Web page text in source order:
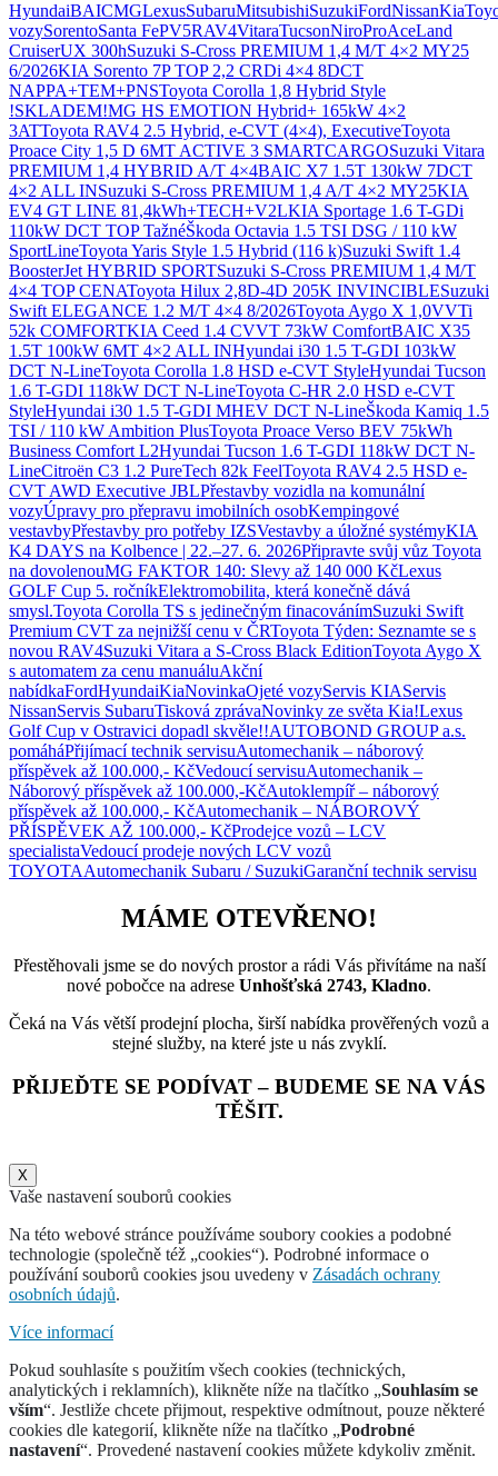
HyundaiBAICMGLexusSubaruMitsubishiSuzukiFordNissanKia
vozySorentoSanta FePV5RAV4VitaraTucsonNiroProAceLand
CruiserUX 300hSuzuki S-Cross PREMIUM 1,4 M/T 4×2 MY25
6/2026KIA Sorento 7P TOP 2,2 CRDi 4×4 8DCT
NAPPA+TEM+PNSToyota Corolla 1,8 Hybrid Style
!SKLADEM!MG HS EMOTION Hybrid+ 165kW 4×2
3ATToyota RAV4 2.5 Hybrid, e-CVT (4×4), ExecutiveToyota
Proace City 1,5 D 6MT ACTIVE 3 SMARTCARGOSuzuki Vitara
PREMIUM 1,4 HYBRID A/T 4×4BAIC X7 1.5T 130kW 7DCT
4×2 ALL INSuzuki S-Cross PREMIUM 1,4 A/T 4×2 MY25KIA
EV4 GT LINE 81,4kWh+TECH+V2LKIA Sportage 1.6 T-GDi
110kW DCT TOP TažnéŠkoda Octavia 1.5 TSI DSG / 110 kW
SportLineToyota Yaris Style 1.5 Hybrid (116 k)Suzuki Swift 1.4
BoosterJet HYBRID SPORTSuzuki S-Cross PREMIUM 1,4 M/T
4×4 TOP CENAToyota Hilux 2,8D-4D 205K INVINCIBLESuzuki
Swift ELEGANCE 1.2 M/T 4×4 8/2026Toyota Aygo X 1,0VVTi
52k COMFORTKIA Ceed 1.4 CVVT 73kW ComfortBAIC X35
1.5T 100kW 6MT 4×2 ALL INHyundai i30 1.5 T-GDI 103kW
DCT N-LineToyota Corolla 1.8 HSD e-CVT StyleHyundai Tucson
1.6 T-GDI 118kW DCT N-LineToyota C-HR 2.0 HSD e-CVT
StyleHyundai i30 1.5 T-GDI MHEV DCT N-LineŠkoda Kamiq 1.5
TSI / 110 kW Ambition PlusToyota Proace Verso BEV 75kWh
Business Comfort L2Hyundai Tucson 1.6 T-GDI 118kW DCT N-
LineCitroën C3 1.2 PureTech 82k FeelToyota RAV4 2.5 HSD e-
CVT AWD Executive JBLPřestavby vozidla na komunální
vozyÚpravy pro přepravu imobilních osobKempingové
vestavbyPřestavby pro potřeby IZSVestavby a úložné systémyKIA
K4 DAYS na Kolbence | 22.–27. 6. 2026Připravte svůj vůz Toyota
na dovolenouMG FAKTOR 140: Slevy až 140 000 KčLexus
GOLF Cup 5. ročníkElektromobilita, která konečně dává
smysl.Toyota Corolla TS s jedinečným finacovánímSuzuki Swift
Premium CVT za nejnižší cenu v ČRToyota Týden: Seznamte se s
novou RAV4Suzuki Vitara a S-Cross Black EditionToyota Aygo X
s automatem za cenu manuáluAkční
nabídkaFordHyundaiKiaNovinkaOjeté vozyServis KIAServis
NissanServis SubaruTisková zprávaNovinky ze světa Kia!Lexus
Golf Cup v Ostravici dopadl skvěle!!AUTOBOND GROUP a.s.
pomáháPřijímací technik servisuAutomechanik – náborový
příspěvek až 100.000,- KčVedoucí servisuAutomechanik –
Náborový příspěvek až 100.000,-KčAutoklempíř – náborový
příspěvek až 100.000,- KčAutomechanik – NÁBOROVÝ
PŘÍSPĚVEK AŽ 100.000,- KčProdejce vozů – LCV
specialistaVedoucí prodeje nových LCV vozů
TOYOTAAutomechanik Subaru / SuzukiGaranční technik servisu
MÁME OTEVŘENO!
Přestěhovali jsme se do nových prostor a rádi Vás přivítáme na naší
nové pobočce na adrese Unhošťská 2743, Kladno.
Čeká na Vás větší prodejní plocha, širší nabídka prověřených vozů a
stejné služby, na které jste u nás zvyklí.
PŘIJEĎTE SE PODÍVAT – BUDEME SE NA VÁS
TĚŠIT.
X
Vaše nastavení souborů cookies
Na této webové stránce používáme soubory cookies a podobné
technologie (společně též „cookies“). Podrobné informace o
používání souborů cookies jsou uvedeny v Zásadách ochrany
osobních údajů.
Více informací
Pokud souhlasíte s použitím všech cookies (technických,
analytických i reklamních), klikněte níže na tlačítko „Souhlasím se
vším“. Jestliže chcete přijmout, respektive odmítnout, pouze některé
cookies dle kategorií, klikněte níže na tlačítko „Podrobné
nastavení“. Provedené nastavení cookies můžete kdykoliv změnit.